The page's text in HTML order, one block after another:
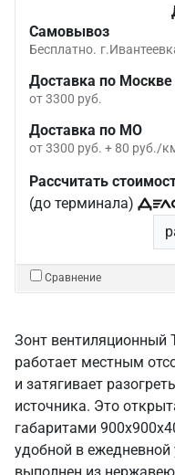
Самовывоз
Бесплатно.
Доставка по Москве
от 3300 руб.
Доставка по МО
от 3300 руб. + 80 руб./
Рассчитать
(до терминала)
Сравнение
Зонт
работает местным
и затягивает
источника. Это
габаритами
удобной в